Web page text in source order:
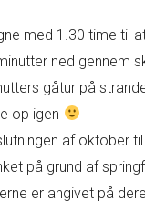
med 1.30 time til
ned gennem
gåtur på
op igen
af oktober
på grund af
er angivet på